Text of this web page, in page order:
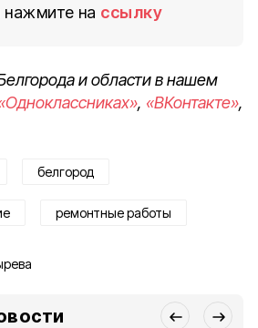
нажмите на ссылку
и области в нашем
, «ВКонтакте»,
белгород
ремонтные работы